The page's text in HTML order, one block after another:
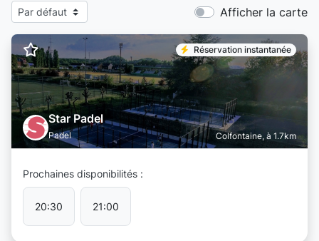
Afficher la carte
Réservation instantanée
Star Padel
Padel Colfontaine, à 1.7km
Prochaines disponibilités :
20:30 21:00